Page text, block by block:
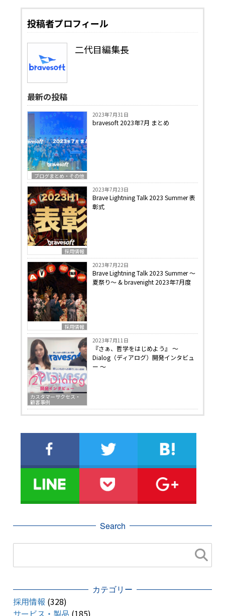
投稿者プロフィール
二代目編集長
最新の投稿
ブログまとめ・その他
2023年7月31日
bravesoft 2023年7月 まとめ
採用情報
2023年7月23日
Brave Lightning Talk 2023 Summer 表
彰式
採用情報
2023年7月22日
Brave Lightning Talk 2023 Summer 〜
夏祭り〜 & bravenight 2023年7月度
カスタマーサクセス・
顧客事例
2023年7月11日
『さぁ、哲学をはじめよう』 〜
Dialog（ディアログ）開発インタビュ
ー 〜
Search
カテゴリー
採用情報 (328)
サービス・製品 (185)